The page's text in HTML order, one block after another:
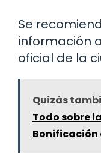
Se
información
oficial de la
Quizás
Todo sobre
Bonificación